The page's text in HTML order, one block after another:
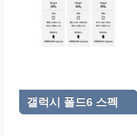
갤럭시 폴드6 스펙